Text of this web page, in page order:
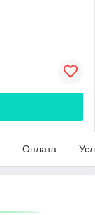
Оплата